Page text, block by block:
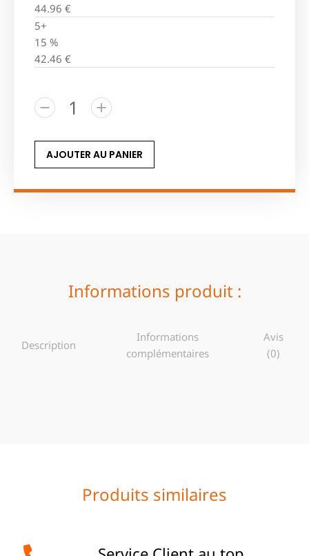
44.96 €
5+
15 %
42.46 €
AJOUTER AU PANIER
Informations produit :
Description
Informations
complémentaires
Avis
(0)
Produits similaires